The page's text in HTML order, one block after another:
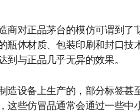
对正品茅台的模仿可谓到了“
瓶体材质、包装印刷和封口技
到与正品几乎无异的效果。
造设备上生产的，部分标签甚
这些仿冒品通常会通过一些中